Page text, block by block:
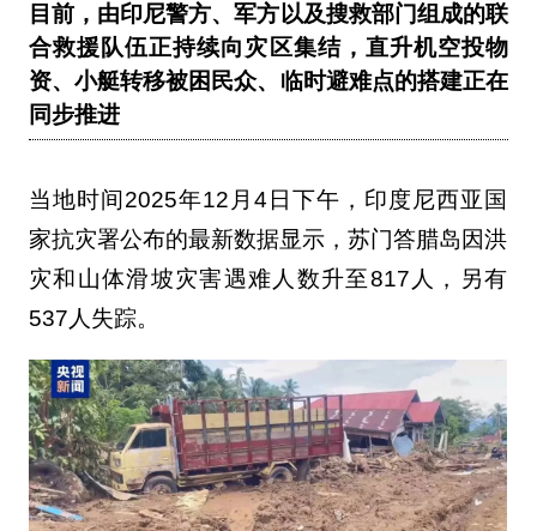
目前，由印尼警方、军方以及搜救部门组成的联
合救援队伍正持续向灾区集结，直升机空投物
资、小艇转移被困民众、临时避难点的搭建正在
同步推进
当地时间2025年12月4日下午，印度尼西亚国
家抗灾署公布的最新数据显示，苏门答腊岛因洪
灾和山体滑坡灾害遇难人数升至817人，另有
537人失踪。